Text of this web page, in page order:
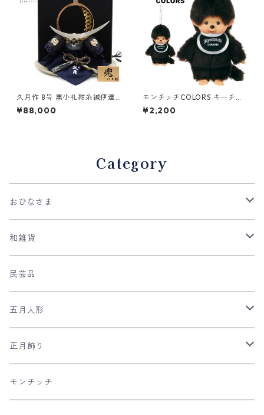
久月作 8号 黒小札紺糸縅伊達
政宗公ノ兜 麻の葉LED屏風平
飾りセット 五月人形/端午の節
¥88,000
モンチッチCOLORS キーチェ
ーン ブラック 203468 セキグ
チ(Sekiguchi)
¥2,200
Category
おひなさま
親王飾り
収納台飾り
平飾り
ケース飾り
木目込み人形
つるし雛
リュウコドウの和雑貨
和雑貨
手ぬぐい
ネコの和雑貨
風呂敷
日本のおみやげ
民芸品
五月人形
兜飾り
室内こいのぼり
正月飾り
羽子板飾り
モンチッチ